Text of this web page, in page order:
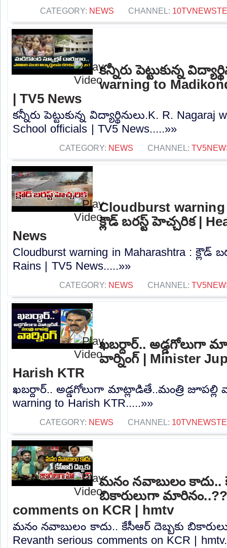
CATEGORY: NEWS CHANNEL:
కన్నీరు పెట్టుకున్న
warning to
| TV5 News
కన్నీరు పెట్టుకున్న విద్యార్థినులు.K. R. Nagaraj
School officials | TV5 News.....»»
CATEGORY: NEWS CHANNEL:
Cloudburst
క్లౌడ్ బరస్ట్ హెచ్చరిక |
News
Cloudburst warning in Maharashtra : క్లౌడ్
Rains | TV5 News.....»»
CATEGORY: NEWS CHANNEL:
ఖబర్దార్.. అడ్డగోలుగా
వార్నింగ్ | Minister
Harish KTR
ఖబర్దార్.. అడ్డగోలుగా మాట్లాడితే..మంత్రి జూపల్లి
warning to Harish KTR.....»»
CATEGORY: NEWS CHANNEL:
మనం నవాబులం కాదు..
బికారులుగా మారినం..??
comments on KCR | hmtv
మనం నవాబులం కాదు.. కేసీఆర్ దెబ్బకు
Revanth serious comments on KCR |